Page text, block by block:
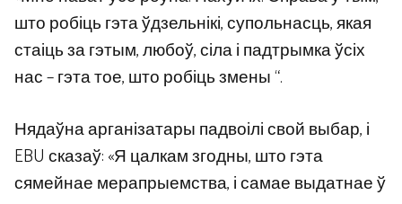
што робіць гэта ўдзельнікі, супольнасць, якая
стаіць за гэтым, любоў, сіла і падтрымка ўсіх
нас – гэта тое, што робіць змены “.
Нядаўна арганізатары падвоілі свой выбар, і
EBU сказаў: «Я цалкам згодны, што гэта
сямейнае мерапрыемства, і самае выдатнае ў